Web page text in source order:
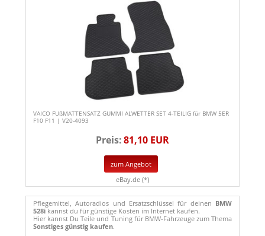
VAICO FUßMATTENSATZ GUMMI ALWETTER SET 4-TEILIG für BMW 5ER
F10 F11 | V20-4093
Preis:81,10 EUR
zum Angebot
eBay.de (*)
Pflegemittel, Autoradios und Ersatzschlüssel für deinen BMW
528ikannst du für günstige Kosten im Internet kaufen.
Hier kannst Du Teile und Tuning für BMW-Fahrzeuge zum Thema
Sonstiges günstig kaufen.